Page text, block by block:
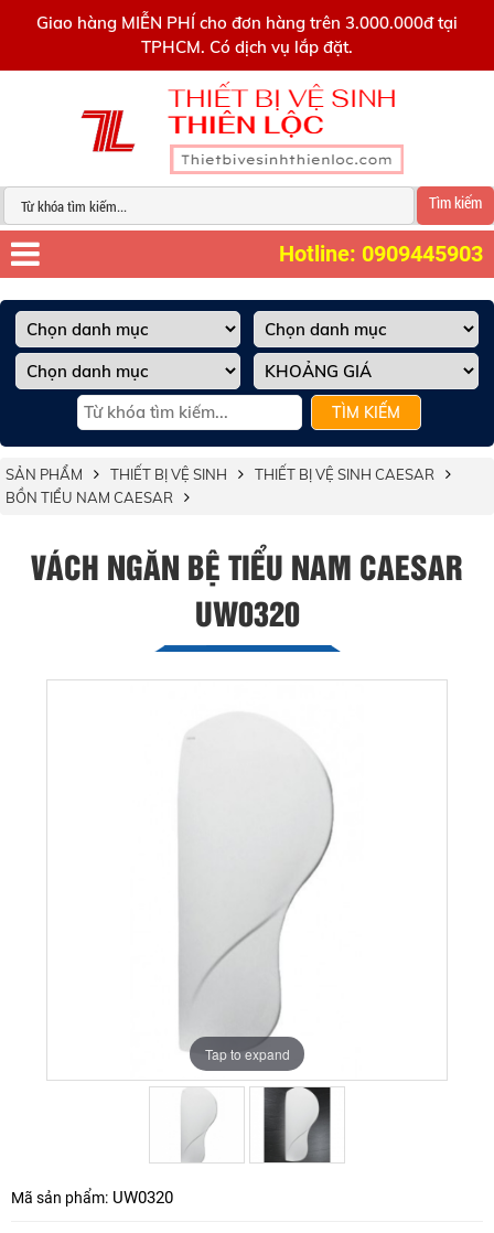
Giao hàng MIỄN PHÍ cho đơn hàng trên 3.000.000đ tại
TPHCM. Có dịch vụ lắp đặt.
Tìm kiếm
Hotline: 0909445903
TÌM KIẾM
SẢN PHẨM THIẾT BỊ VỆ SINH
THIẾT BỊ VỆ SINH CAESAR
BỒN TIỂU NAM CAESAR
VÁCH NGĂN BỆ TIỂU NAM CAESAR
UW0320
Tap to expand
Tap to expand
Mã sản phẩm: UW0320
0909445903